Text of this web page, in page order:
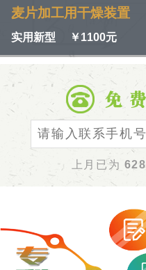
麦片加工用干燥装置
实用新型 ￥1100元
上月已为 628